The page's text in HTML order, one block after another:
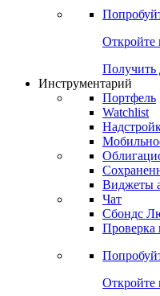
Прогнозы
Откройте
Получить
Инструментарий
Портфель
Watchlist
Чат
Проверка